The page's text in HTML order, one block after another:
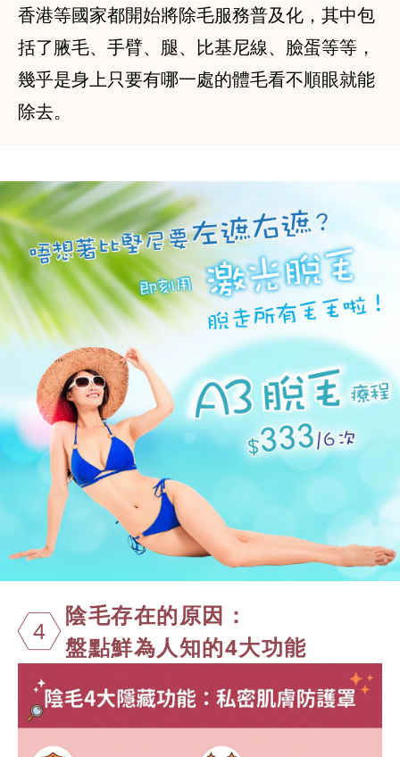
香港等國家都開始將除毛服務普及化，其中包
括了腋毛、手臂、腿、比基尼線、臉蛋等等，
幾乎是身上只要有哪一處的體毛看不順眼就能
除去。
4
陰毛存在的原因：
盤點鮮為人知的4大功能